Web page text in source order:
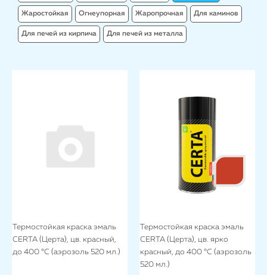
Жаростойкая Огнеупорная Жаропрочная Для каминов
Для печей из кирпича Для печей из металла
Термостойкая краска эмаль
CERTA (Церта), цв. красный,
до 400 °C (аэрозоль 520 мл.)
Термостойкая краска эмаль
CERTA (Церта), цв. ярко
красный, до 400 °C (аэрозоль
520 мл.)